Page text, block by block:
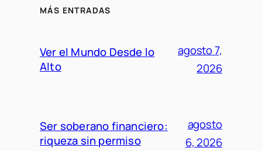
MÁS ENTRADAS
Ver el Mundo Desde lo
Alto
agosto 7,
2026
Ser soberano financiero:
riqueza sin permiso
agosto
6, 2026